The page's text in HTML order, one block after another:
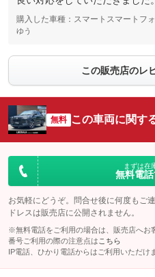
購入した車種：スマートスマートフ
ゆう
この販売店のレ
無料 この車両に関す
まずは在
無料電
お気軽にどうぞ。問合せ後に何度もご
ドレスは販売店に公開されません。
※無料電話をご利用の場合は、販売店へお
番号ご利用の際の注意点は こちら
IP電話、ひかり電話からはご利用いただけ